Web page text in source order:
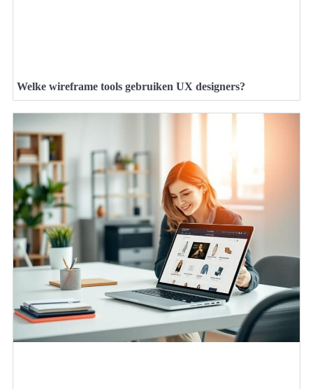
Welke wireframe tools gebruiken UX designers?